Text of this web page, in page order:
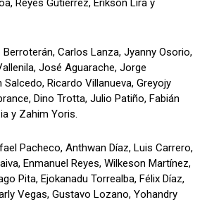
Reyes Gutiérrez, Erikson Lira y
Carlos Lanza, Jyanny Osorio,
José Aguarache, Jorge
Salcedo, Ricardo Villanueva, Greyojy
Dino Trotta, Julio Patiño, Fabián
y Zahim Yoris.
Pacheco, Anthwan Díaz, Luis Carrero,
Enmanuel Reyes, Wilkeson Martínez,
Pita, Ejokanadu Torrealba, Félix Díaz,
Vegas, Gustavo Lozano, Yohandry